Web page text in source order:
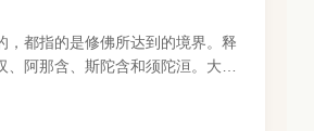
都指的是修佛所达到的境界。释
阿那含、斯陀含和须陀洹。大乘